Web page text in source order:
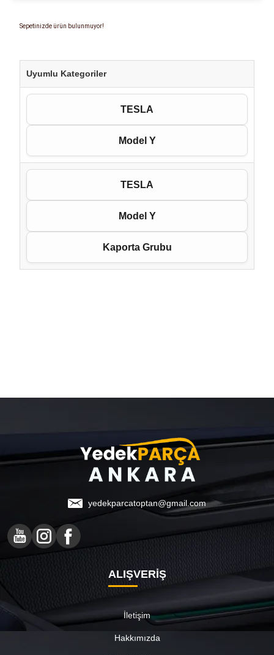
Sepetinizde ürün bulunmuyor!
Uyumlu Kategoriler
TESLA
Model Y
TESLA
Model Y
Kaporta Grubu
yedekparcatoptan@gmail.com
ALIŞVERİŞ
İletişim
Hakkımızda